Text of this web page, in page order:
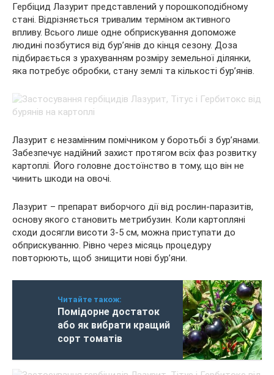
Гербіцид Лазурит представлений у порошкоподібному
стані. Відрізняється тривалим терміном активного
впливу. Всього лише одне обприскування допоможе
людині позбутися від бур’янів до кінця сезону. Доза
підбирається з урахуванням розміру земельної ділянки,
яка потребує обробки, стану землі та кількості бур’янів.
Лазурит є незамінним помічником у боротьбі з бур’янами.
Забезпечує надійний захист протягом всіх фаз розвитку
картоплі. Його головне достоїнство в тому, що він не
чинить шкоди на овочі.
Лазурит – препарат виборчого дії від рослин-паразитів,
основу якого становить метрибузин. Коли картопляні
сходи досягли висоти 3-5 см, можна приступати до
обприскуванню. Рівно через місяць процедуру
повторюють, щоб знищити нові бур’яни.
Читайте також:
Помідорне достаток
або як вибрати кращий
сорт томатів